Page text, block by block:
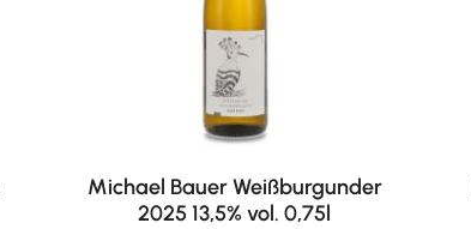
Michael Bauer Weißburgunder
2025 13,5% vol. 0,75l